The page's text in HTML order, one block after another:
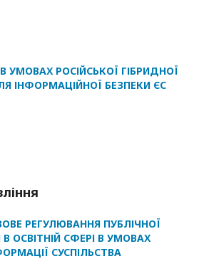
УМОВАХ РОСІЙСЬКОЇ ГІБРИДНОЇ
ІНФОРМАЦІЙНОЇ БЕЗПЕКИ ЄС
РЕГУЛЮВАННЯ ПУБЛІЧНОЇ
ОСВІТНІЙ СФЕРІ В УМОВАХ
СУСПІЛЬСТВА